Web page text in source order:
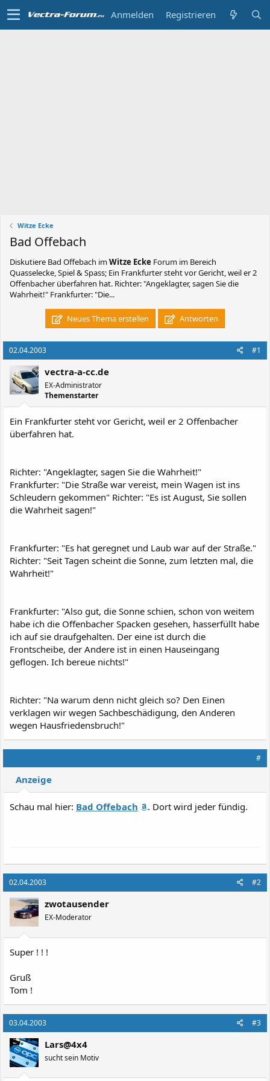
Anmelden Registrieren
Witze Ecke
Bad Offebach
Diskutiere Bad Offebach imWitze Ecke Forum im Bereich
Quasselecke, Spiel & Spass; Ein Frankfurter steht vor Gericht, weil er 2
Offenbacher überfahren hat. Richter: "Angeklagter, sagen Sie die
Wahrheit!" Frankfurter: "Die...
Neues Thema erstellen Antworten
02.04.2003 #1
vectra-a-cc.de
EX-Administrator
Themenstarter
Ein Frankfurter steht vor Gericht, weil er 2 Offenbacher
überfahren hat.
Richter: "Angeklagter, sagen Sie die Wahrheit!"
Frankfurter: "Die Straße war vereist, mein Wagen ist ins
Schleudern gekommen" Richter: "Es ist August, Sie sollen
die Wahrheit sagen!"
Frankfurter: "Es hat geregnet und Laub war auf der Straße."
Richter: "Seit Tagen scheint die Sonne, zum letzten mal, die
Wahrheit!"
Frankfurter: "Also gut, die Sonne schien, schon von weitem
habe ich die Offenbacher Spacken gesehen, hasserfüllt habe
ich auf sie draufgehalten. Der eine ist durch die
Frontscheibe, der Andere ist in einen Hauseingang
geflogen. Ich bereue nichts!"
Richter: "Na warum denn nicht gleich so? Den Einen
verklagen wir wegen Sachbeschädigung, den Anderen
wegen Hausfriedensbruch!"
#
Anzeige
Schau mal hier: Bad Offebach . Dort wird jeder fündig.
02.04.2003 #2
zwotausender
EX-Moderator
Super ! ! !
Gruß
Tom !
03.04.2003 #3
Lars@4x4
sucht sein Motiv